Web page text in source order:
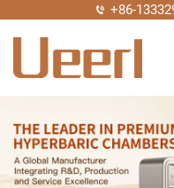
+86-